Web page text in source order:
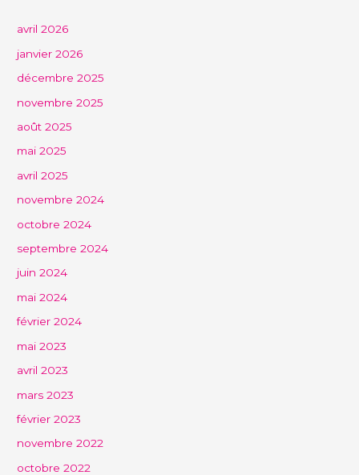
avril 2026
janvier 2026
décembre 2025
novembre 2025
août 2025
mai 2025
avril 2025
novembre 2024
octobre 2024
septembre 2024
juin 2024
mai 2024
février 2024
mai 2023
avril 2023
mars 2023
février 2023
novembre 2022
octobre 2022